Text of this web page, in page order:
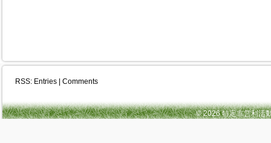
RSS: Entries Comments
© 2026 特定非営利活